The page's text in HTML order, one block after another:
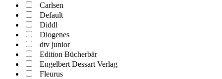
Carlsen
Default
Diddl
Diogenes
dtv junior
Edition Bücherbär
Engelbert Dessart Verlag
Fleurus